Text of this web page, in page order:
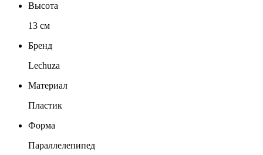
Высота
13 см
Бренд
Lechuza
Материал
Пластик
Форма
Параллелепипед